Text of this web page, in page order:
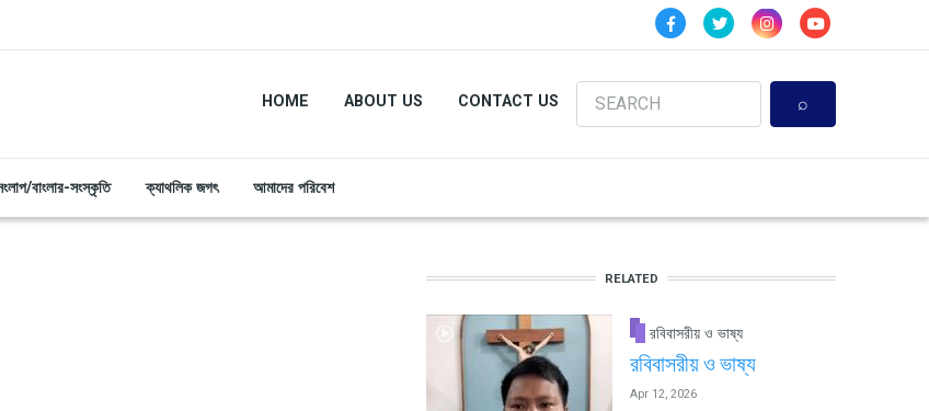
HOME ABOUT US CONTACT US Search
বাংলার-সংস্কৃতি ক্যাথলিক জগৎ আমাদের পরিবেশ
RELATED
রবিবাসরীয় ও ভাষ্য
রবিবাসরীয় ও ভাষ্য
Apr 12, 2026